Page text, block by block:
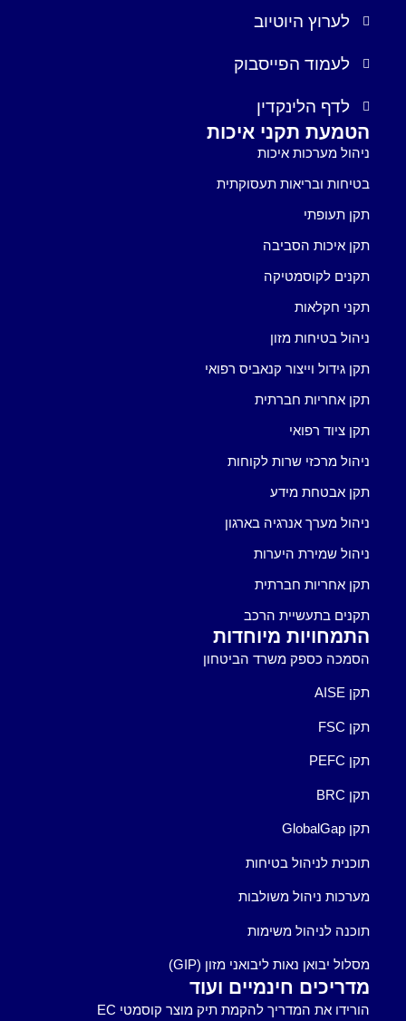
לערוץ היוטיוב
לעמוד הפייסבוק
לדף הלינקדין
הטמעת תקני איכות
ניהול מערכות איכות
בטיחות ובריאות תעסוקתית
תקן תעופתי
תקן איכות הסביבה
תקנים לקוסמטיקה
תקני חקלאות
ניהול בטיחות מזון
תקן גידול וייצור קנאביס רפואי
תקן אחריות חברתית
תקן ציוד רפואי
ניהול מרכזי שרות לקוחות
תקן אבטחת מידע
ניהול מערך אנרגיה בארגון
ניהול שמירת היערות
תקן אחריות חברתית
תקנים בתעשיית הרכב
התמחויות מיוחדות
הסמכה כספק משרד הביטחון
תקן AISE
תקן FSC
תקן PEFC
תקן BRC
תקן GlobalGap
תוכנית לניהול בטיחות
מערכות ניהול משולבות
תוכנה לניהול משימות
מסלול יבואן נאות ליבואני מזון (GIP)
מדריכים חינמיים ועוד
הורידו את המדריך להקמת תיק מוצר קוסמטי EC